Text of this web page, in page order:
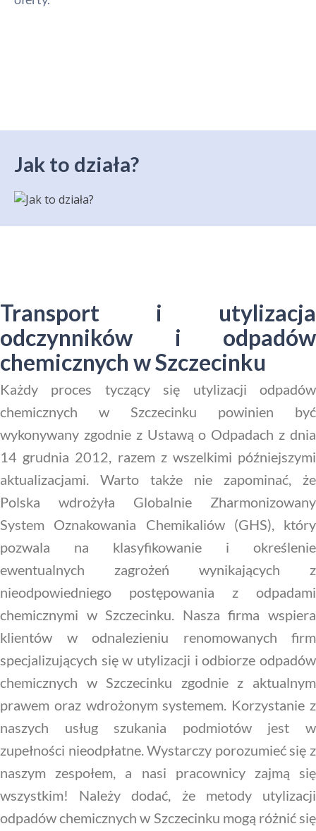
Jak to działa?
Transport i utylizacja
odczynników i odpadów
chemicznych w Szczecinku
Każdy proces tyczący się utylizacji odpadów
chemicznych w Szczecinku powinien być
wykonywany zgodnie z Ustawą o Odpadach z dnia
14 grudnia 2012, razem z wszelkimi późniejszymi
aktualizacjami. Warto także nie zapominać, że
Polska wdrożyła Globalnie Zharmonizowany
System Oznakowania Chemikaliów (GHS), który
pozwala na klasyfikowanie i określenie
ewentualnych zagrożeń wynikających z
nieodpowiedniego postępowania z odpadami
chemicznymi w Szczecinku. Nasza firma wspiera
klientów w odnalezieniu renomowanych firm
specjalizujących się w utylizacji i odbiorze odpadów
chemicznych w Szczecinku zgodnie z aktualnym
prawem oraz wdrożonym systemem. Korzystanie z
naszych usług szukania podmiotów jest w
zupełności nieodpłatne. Wystarczy porozumieć się z
naszym zespołem, a nasi pracownicy zajmą się
wszystkim! Należy dodać, że metody utylizacji
odpadów chemicznych w Szczecinku mogą różnić się